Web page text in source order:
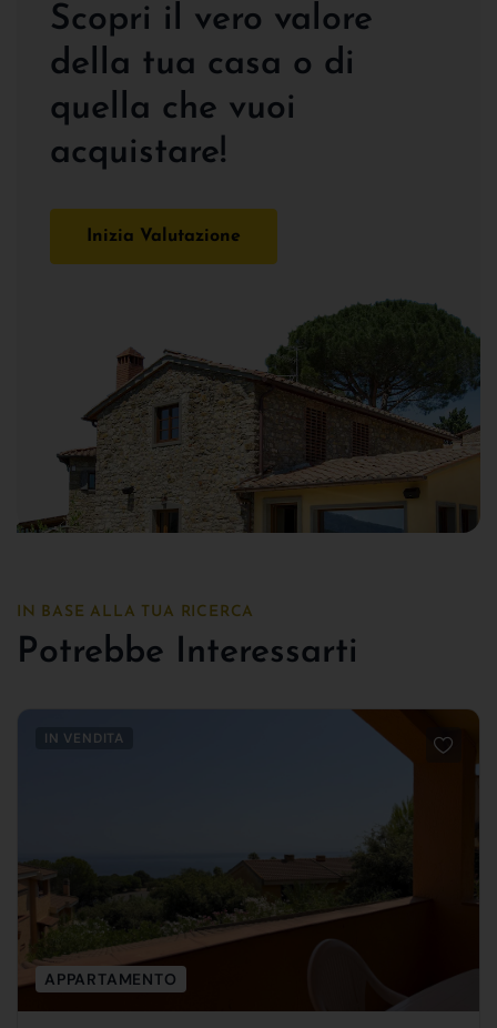
Scopri il vero valore
della tua casa o di
quella che vuoi
acquistare!
Inizia Valutazione
IN BASE ALLA TUA RICERCA
Potrebbe Interessarti
IN VENDITA
APPARTAMENTO